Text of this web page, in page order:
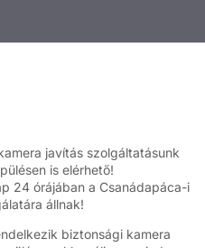
javítás szolgáltatásunk
is elérhető!
24 órájában a Csanádapáca-i
állnak!
biztonsági kamera